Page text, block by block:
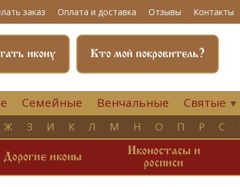
заказ Оплата и доставка Отзывы Контакты
Кто мой покровитель?
икону
Семейные Венчальные Святые ▼
Ж З И К Л М Н О П Р С
Дорогие иконы
Иконостасы и
росписи